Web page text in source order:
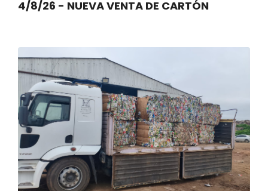
4/8/26 - NUEVA VENTA DE CARTÓN